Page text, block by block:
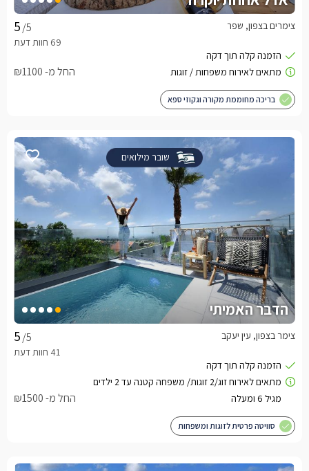
/5 צימרים בצפון, שפר
החל מ- ₪1100
בריכה מחוממת מקורה וגקוזי ספא
שובר מילואים
הדבר האמיתי
/5 צימר בצפון, עין יעקב
החל מ- ₪1500
סוויטה פרטית לזוגות ומשפחות